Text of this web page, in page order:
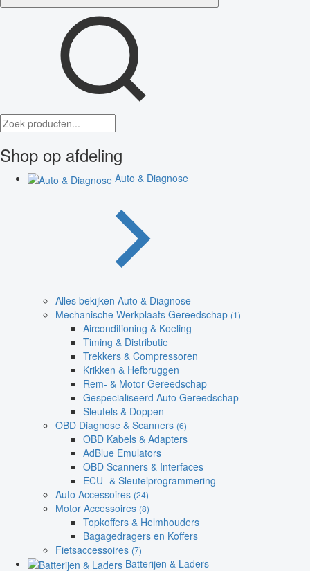
Shop op afdeling
Auto & Diagnose
Alles bekijken Auto & Diagnose
Mechanische Werkplaats Gereedschap (1)
Airconditioning & Koeling
Timing & Distributie
Trekkers & Compressoren
Krikken & Hefbruggen
Rem- & Motor Gereedschap
Gespecialiseerd Auto Gereedschap
Sleutels & Doppen
OBD Diagnose & Scanners (6)
OBD Kabels & Adapters
AdBlue Emulators
OBD Scanners & Interfaces
ECU- & Sleutelprogrammering
Auto Accessoires (24)
Motor Accessoires (8)
Topkoffers & Helmhouders
Bagagedragers en Koffers
Fietsaccessoires (7)
Batterijen & Laders